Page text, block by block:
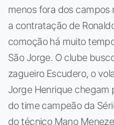
menos fora dos campos
a contratação de
comoção há muito
São Jorge. O clube
zagueiro Escudero, o
Jorge Henrique
do time campeão da
do técnico Mano